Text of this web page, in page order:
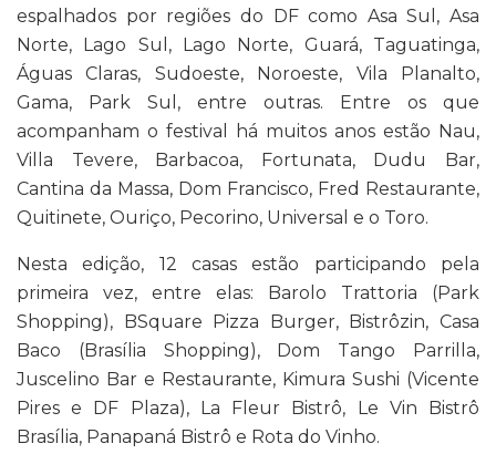
espalhados por regiões do DF como Asa Sul, Asa
Norte, Lago Sul, Lago Norte, Guará, Taguatinga,
Águas Claras, Sudoeste, Noroeste, Vila Planalto,
Gama, Park Sul, entre outras. Entre os que
acompanham o festival há muitos anos estão Nau,
Villa Tevere, Barbacoa, Fortunata, Dudu Bar,
Cantina da Massa, Dom Francisco, Fred Restaurante,
Quitinete, Ouriço, Pecorino, Universal e o Toro.
Nesta edição, 12 casas estão participando pela
primeira vez, entre elas: Barolo Trattoria (Park
Shopping), BSquare Pizza Burger, Bistrôzin, Casa
Baco (Brasília Shopping), Dom Tango Parrilla,
Juscelino Bar e Restaurante, Kimura Sushi (Vicente
Pires e DF Plaza), La Fleur Bistrô, Le Vin Bistrô
Brasília, Panapaná Bistrô e Rota do Vinho.